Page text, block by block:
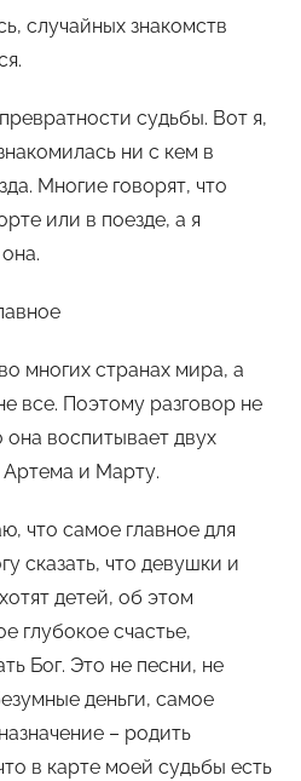
случайных знакомств
судьбы. Вот я,
ни с кем в
Многие говорят, что
или в поезде, а я
многих странах мира, а
все. Поэтому разговор не
она воспитывает двух
Артема и Марту.
что самое главное для
сказать, что девушки и
детей, об этом
глубокое счастье,
Бог. Это не песни, не
деньги, самое
– родить
в карте моей судьбы есть